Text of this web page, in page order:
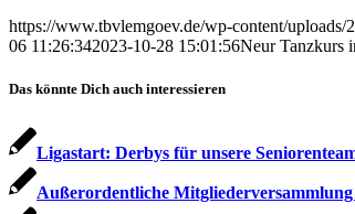
https://www.tbvlemgoev.de/wp-content/
06 11:26:342023-10-28 15:01:56Neur Tanzkurs
Das könnte Dich auch interessieren
Ligastart: Derbys für unsere
Außerordentliche Mitgliederversammlung